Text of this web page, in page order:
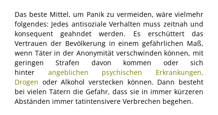
Das beste Mittel, um Panik zu vermeiden, wäre vielmehr
folgendes: Jedes antisoziale Verhalten muss zeitnah und
konsequent geahndet werden. Es erschüttert das
Vertrauen der Bevölkerung in einem gefährlichen Maß,
wenn Täter in der Anonymität verschwinden können, mit
geringen Strafen davon kommen oder sich
hinter angeblichen psychischen Erkrankungen,
Drogen oder Alkohol verstecken können. Dann besteht
bei vielen Tätern die Gefahr, dass sie in immer kürzeren
Abständen immer tatintensivere Verbrechen begehen.